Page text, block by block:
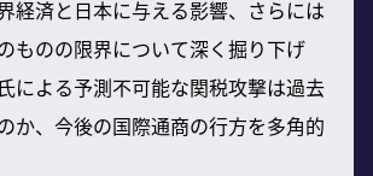
経済と日本に与える影響、さらには
ものの限界について深く掘り下げ
による予測不可能な関税攻撃は過去
か、今後の国際通商の行方を多角的